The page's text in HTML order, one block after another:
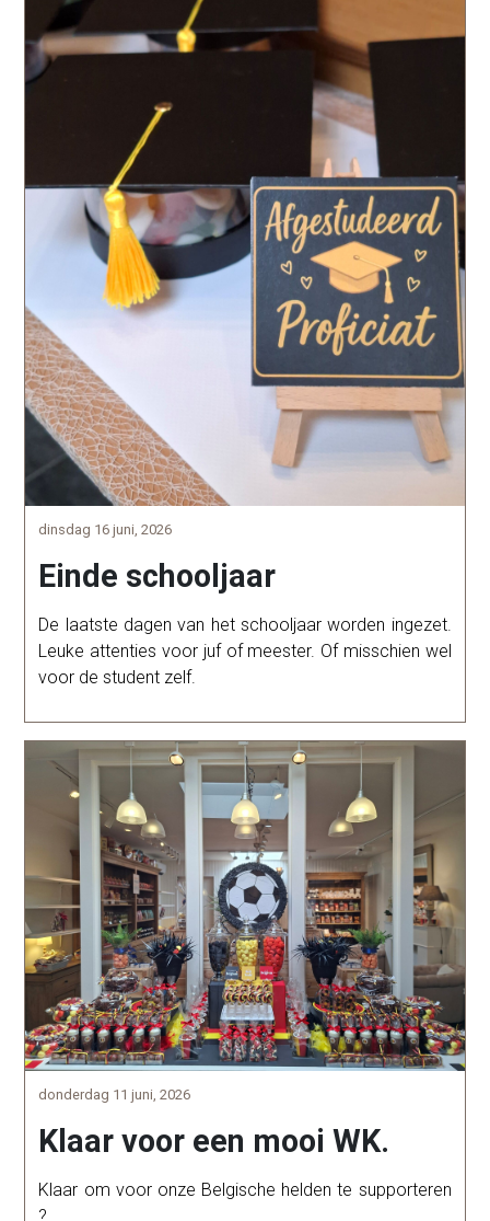
dinsdag 16 juni, 2026
Einde schooljaar
De laatste dagen van het schooljaar worden ingezet.
Leuke attenties voor juf of meester. Of misschien wel
voor de student zelf.
donderdag 11 juni, 2026
Klaar voor een mooi WK.
Klaar om voor onze Belgische helden te supporteren
?